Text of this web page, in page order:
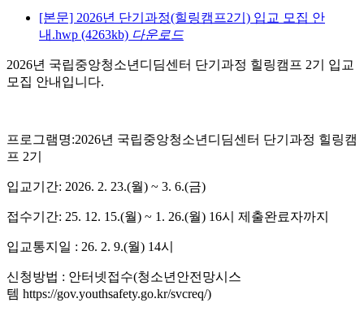
[본문] 2026년 단기과정(힐링캠프2기) 입교 모집 안
내.hwp (4263kb) 다운로드
2026년 국립중앙청소년디딤센터 단기과정 힐링캠프 2기 입교
모집 안내입니다.
프로그램명:2026년 국립중앙청소년디딤센터 단기과정 힐링캠
프 2기
입교기간: 2026. 2. 23.(월) ~ 3. 6.(금)
접수기간: 25. 12. 15.(월) ~ 1. 26.(월) 16시 제출완료자까지
입교통지일 : 26. 2. 9.(월) 14시
신청방법 : 안터넷접수(청소년안전망시스
템 https://gov.youthsafety.go.kr/svcreq/)